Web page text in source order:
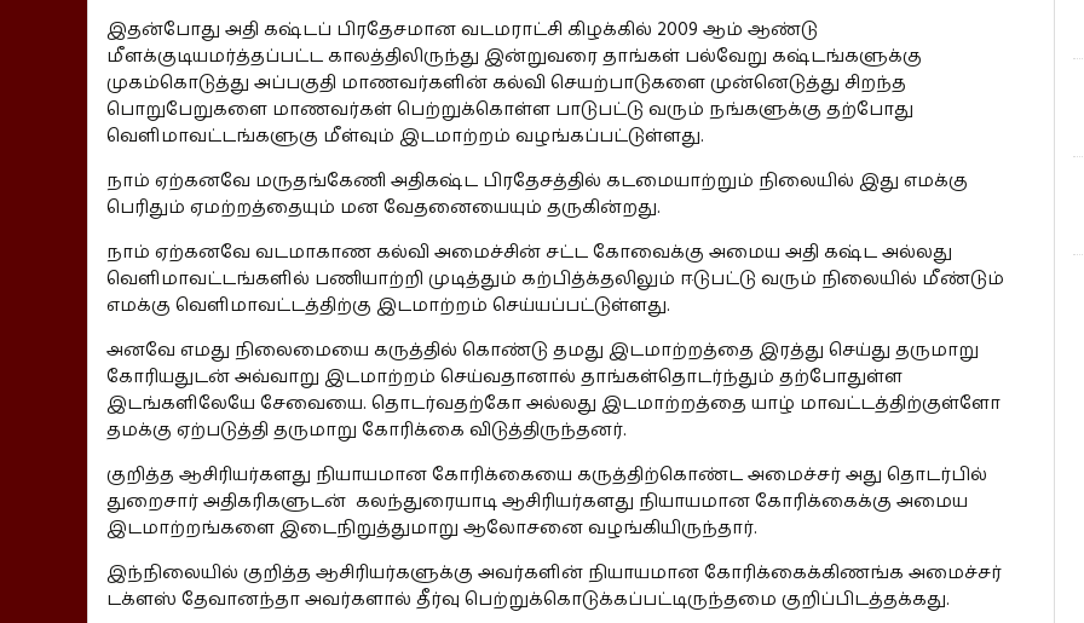
இதன்போது அதி கஷ்டப் பிரதேசமான வடமராட்சி கிழக்கில் 2009 ஆம் ஆண்டு
மீளக்குடியமர்த்தப்பட்ட காலத்திலிருந்து இன்றுவரை தாங்கள் பல்வேறு கஷ்டங்களுக்கு
முகம்கொடுத்து அப்பகுதி மாணவர்களின் கல்வி செயற்பாடுகளை முன்னெடுத்து சிறந்த
பொறுபேறுகளை மாணவர்கள் பெற்றுக்கொள்ள பாடுபட்டு வரும் நங்களுக்கு தற்போது
வெளிமாவட்டங்களுகு மீள்வும் இடமாற்றம் வழங்கப்பட்டுள்ளது.
நாம் ஏற்கனவே மருதங்கேணி அதிகஷ்ட பிரதேசத்தில் கடமையாற்றும் நிலையில் இது எமக்கு
பெரிதும் ஏமற்றத்தையும் மன வேதனையையும் தருகின்றது.
நாம் ஏற்கனவே வடமாகாண கல்வி அமைச்சின் சட்ட கோவைக்கு அமைய அதி கஷ்ட அல்லது
வெளிமாவட்டங்களில் பணியாற்றி முடித்தும் கற்பித்க்தலிலும் ஈடுபட்டு வரும் நிலையில் மீண்டும்
எமக்கு வெளிமாவட்டத்திற்கு இடமாற்றம் செய்யப்பட்டுள்ளது.
அனவே எமது நிலைமையை கருத்தில் கொண்டு தமது இடமாற்றத்தை இரத்து செய்து தருமாறு
கோரியதுடன் அவ்வாறு இடமாற்றம் செய்வதானால் தாங்கள்தொடர்ந்தும் தற்போதுள்ள
இடங்களிலேயே சேவையை. தொடர்வதற்கோ அல்லது இடமாற்றத்தை யாழ் மாவட்டத்திற்குள்ளோ
தமக்கு ஏற்படுத்தி தருமாறு கோரிக்கை விடுத்திருந்தனர்.
குறித்த ஆசிரியர்களது நியாயமான கோரிக்கையை கருத்திற்கொண்ட அமைச்சர் அது தொடர்பில்
துறைசார் அதிகரிகளுடன் கலந்துரையாடி ஆசிரியர்களது நியாயமான கோரிக்கைக்கு அமைய
இடமாற்றங்களை இடைநிறுத்துமாறு ஆலோசனை வழங்கியிருந்தார்.
இந்நிலையில் குறித்த ஆசிரியர்களுக்கு அவர்களின் நியாயமான கோரிக்கைக்கிணங்க அமைச்சர்
டக்ளஸ் தேவானந்தா அவர்களால் தீர்வு பெற்றுக்கொடுக்கப்பட்டிருந்தமை குறிப்பிடத்தக்கது.